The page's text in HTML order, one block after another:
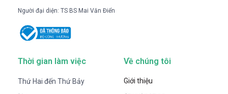
Người đại diện: TS BS Mai Văn Điển
Thời gian làm việc
Thứ Hai đến Thứ Bảy
Về chúng tôi
Giới thiệu